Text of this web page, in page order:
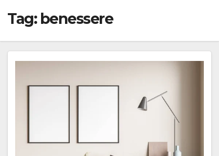
Tag: benessere